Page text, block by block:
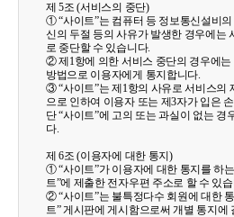
제 5조 (서비스의 중단)
① “사이트”는 컴퓨터 등 정보통신설비의
신의 두절 등의 사유가 발생한 경우에는
로 중단할 수 있습니다.
② 제1항에 의한 서비스 중단의 경우에는
방법으로 이용자에게 통지합니다.
③ “사이트”는 제1항의 사유로 서비스의
으로 인하여 이용자 또는 제3자가 입은
단 “사이트”에 고의 또는 과실이 없는 경
다.
제 6조 (이용자에 대한 통지)
① “사이트”가 이용자에 대한 통지를 하
트”에 제출한 전자우편 주소로 할 수 있
② “사이트”는 불특정다수 회원에 대한
트” 게시판에 게시함으로써 개별 통지에